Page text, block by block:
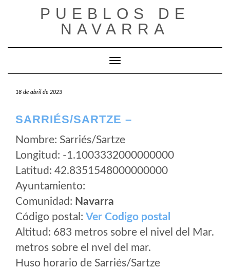
PUEBLOS DE
NAVARRA
Cambiar modo de navegación
18 de abril de 2023
SARRIÉS/SARTZE –
Nombre: Sarriés/Sartze
Longitud: -1.1003332000000000
Latitud: 42.8351548000000000
Ayuntamiento:
Comunidad: Navarra
Código postal: Ver Codigo postal
Altitud: 683 metros sobre el nivel del Mar.
metros sobre el nvel del mar.
Huso horario de Sarriés/Sartze